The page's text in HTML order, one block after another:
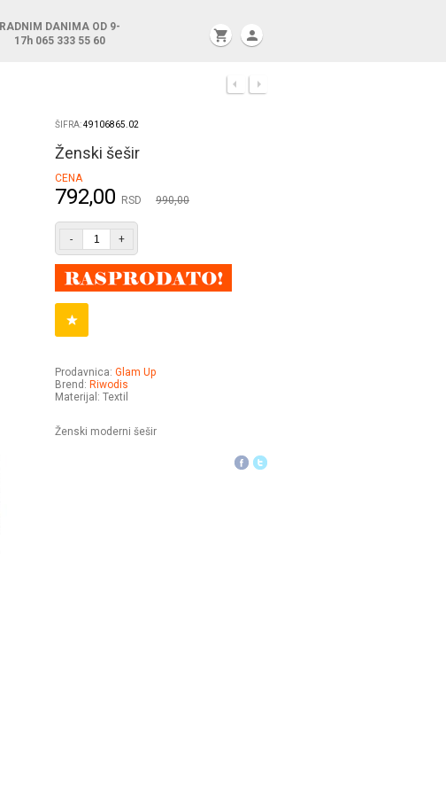
RADNIM DANIMA OD 9-
17h 065 333 55 60 shopping_cart person
ŠIFRA:49106865.02
Ženski šešir
CENA
792,00 RSD 990,00
- +
Prodavnica: Glam Up
Brend: Riwodis
Materijal: Textil
Ženski moderni šešir